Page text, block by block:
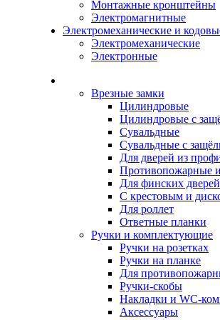
Монтажные кронштейны
Электромагнитные
Электромеханические и
Электромеханические
Электронные
Врезные замки
Цилиндровые
Цилиндровые с
Сувальдные
Сувальдные с
Для дверей из
Противопожарные
Для финских дверей
С крестовым и
Для роллет
Ответные планки
Ручки и комплектующие
Ручки на розетках
Ручки на планке
Для
Ручки-скобы
Накладки и WC-
Аксессуары